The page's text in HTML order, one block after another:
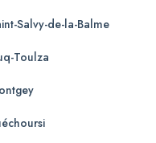
Salvy-de-la-Balme
Toulza